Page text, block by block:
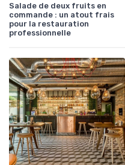
Salade de deux fruits en
commande : un atout frais
pour la restauration
professionnelle